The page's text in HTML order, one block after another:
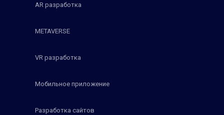
AR разработка
METAVERSE
VR разработка
Мобильное приложение
Разработка сайтов